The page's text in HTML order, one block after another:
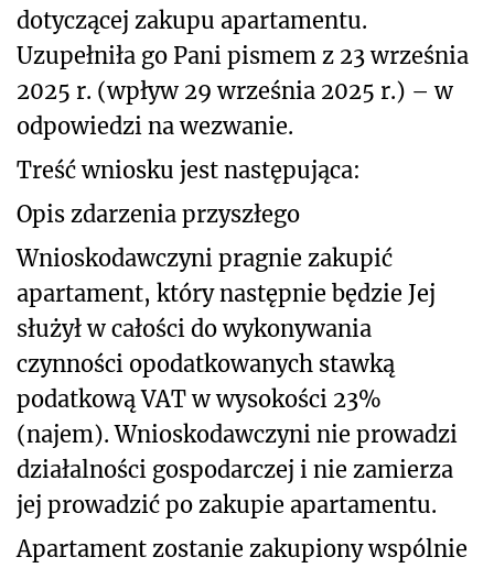
dotyczącej zakupu apartamentu.
Uzupełniła go Pani pismem z 23 września
2025 r. (wpływ 29 września 2025 r.) – w
odpowiedzi na wezwanie.
Treść wniosku jest następująca:
Opis zdarzenia przyszłego
Wnioskodawczyni pragnie zakupić
apartament, który następnie będzie Jej
służył w całości do wykonywania
czynności opodatkowanych stawką
podatkową VAT w wysokości 23%
(najem). Wnioskodawczyni nie prowadzi
działalności gospodarczej i nie zamierza
jej prowadzić po zakupie apartamentu.
Apartament zostanie zakupiony wspólnie